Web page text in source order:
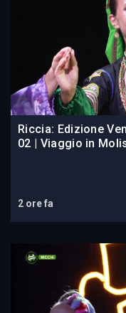
Riccia: Edizione
02 | Viaggio in
2 ore fa